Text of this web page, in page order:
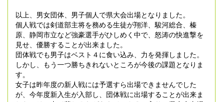
以上、男女団体、男子個人で県大会出場となりました。
個人戦では剣道部主将を務める生徒が翔洋、駿河総合、榛
原、静岡市立など強豪選手がひしめく中で、怒涛の快進撃を
見せ、優勝することが出来ました。
団体戦でも男子はベスト４に食い込み、力を発揮しました。
しかし、もう一つ勝ちきれないところが今後の課題となりま
す。
女子は昨年度の新人戦には予選すら出場できませんでした
が、今年度新入生が入部し、団体戦に出場することが出来ま